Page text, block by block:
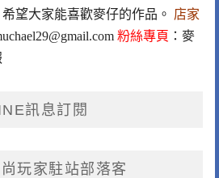
望大家能喜歡麥仔的作品。 店家
粉絲專頁 ： 麥
訊息訂閱
玩家駐站部落客